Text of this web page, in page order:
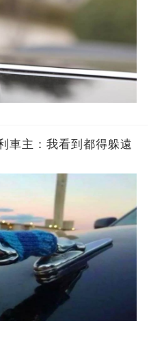
車主：我看到都得躲遠